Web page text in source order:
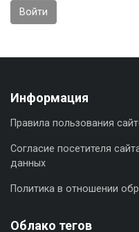
Войти
Информация
Правила пользования
Согласие посетителя
данных
Политика в отношении
Облако тегов